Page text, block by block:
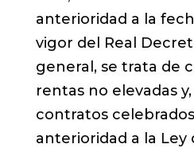
anterioridad a la
vigor del Real
general, se trata de
rentas no elevadas
contratos
anterioridad a la Ley